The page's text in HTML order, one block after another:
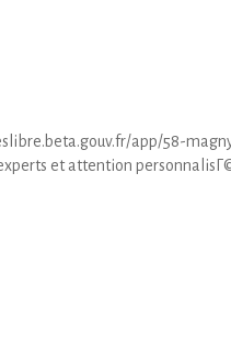
app/58-
et attention